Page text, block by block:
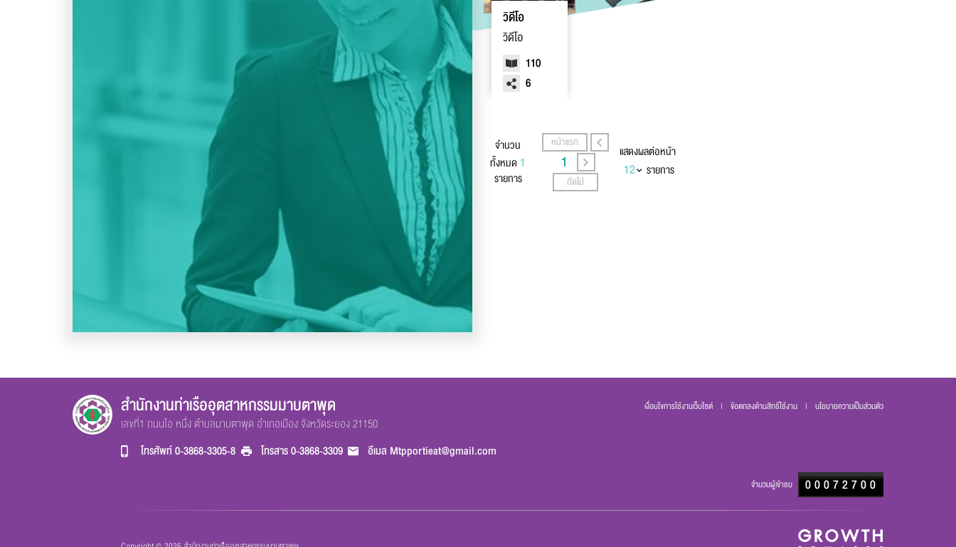
วิดีโอ
วิดีโอ
110
6
จำนวน
ทั้งหมด 1
รายการ
หน้าแรก
1
ถัดไป
แสดงผลต่อหน้า
รายการ
สำนักงานท่าเรืออุตสาหกรรมมาบตาพุด
เลขที่1 ถนนไอ หนึ่ง ตำบลมาบตาพุด อำเภอเมือง จังหวัดระยอง 21150
โทรศัพท์0-3868-3305-8 โทรสาร0-3868-3309 อีเมล Mtpportieat@gmail.com
เงื่อนไขการใช้งานเว็บไซต์ | ข้อตกลงด้านสิทธิ์ใช้งาน | นโยบายความเป็นส่วนตัว
จำนวนผู้เข้าชม 00072700